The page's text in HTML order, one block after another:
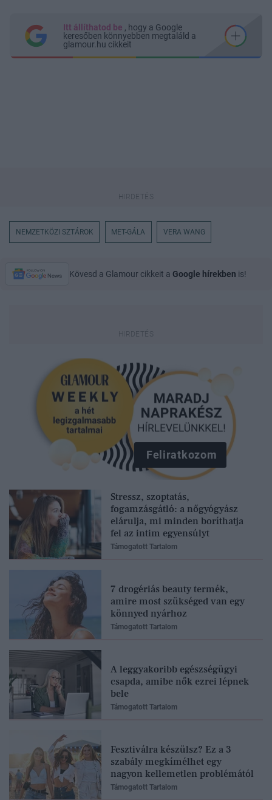
Itt állíthatod be , hogy a Google
keresőben könnyebben megtaláld a
glamour.hu cikkeit
NEMZETKÖZI SZTÁROK MET-GÁLA VERA WANG
Kövesd a Glamour cikkeit a Google hírekben is!
Feliratkozom
Stressz, szoptatás,
fogamzásgátló: a nőgyógyász
elárulja, mi minden boríthatja
fel az intim egyensúlyt
Támogatott Tartalom
7 drogériás beauty termék,
amire most szükséged van egy
könnyed nyárhoz
Támogatott Tartalom
A leggyakoribb egészségügyi
csapda, amibe nők ezrei lépnek
bele
Támogatott Tartalom
Fesztiválra készülsz? Ez a 3
szabály megkímélhet egy
nagyon kellemetlen problémától
Támogatott Tartalom